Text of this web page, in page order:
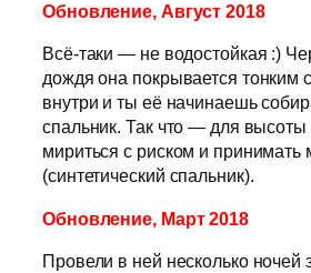
Обновление, Август 2018
Всё-таки — не водостойкая :)
дождя она покрывается тонким
внутри и ты её начинаешь
спальник. Так что — для
мириться с риском и принимать
(синтетический спальник).
Обновление, Март 2018
Провели в ней несколько ночей